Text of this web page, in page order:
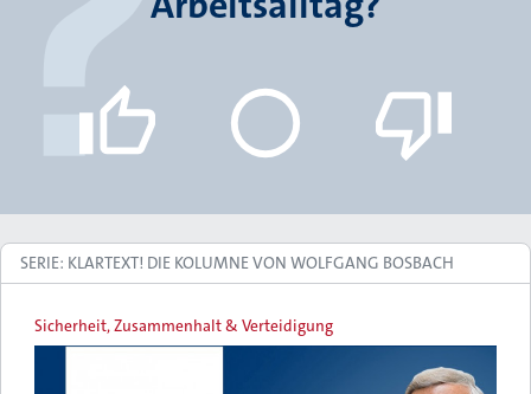
SERIE: KLARTEXT! DIE KOLUMNE VON WOLFGANG BOSBACH
Sicherheit, Zusammenhalt & Verteidigung